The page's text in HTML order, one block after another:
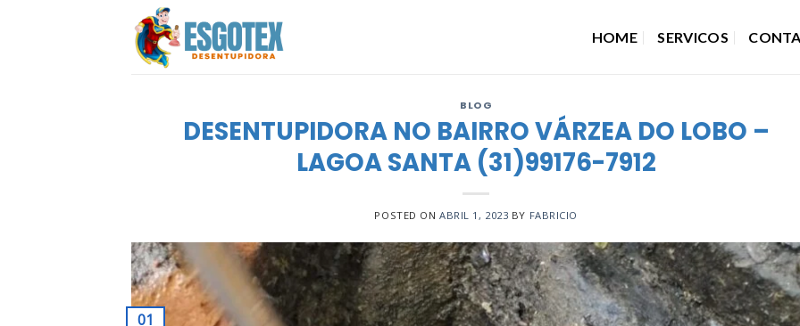
HOME SERVICOS
BLOG
DESENTUPIDORA NO BAIRRO VÁRZEA DO LOBO –
LAGOA SANTA (31)99176-7912
POSTED ONABRIL 1, 2023 BY FABRICIO
01